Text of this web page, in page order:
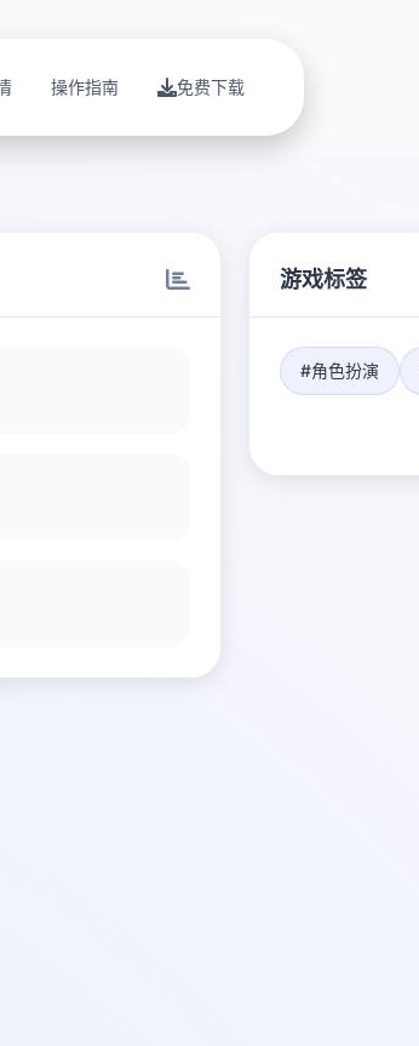
操作指南 免费下载
游戏标签
#角色扮演